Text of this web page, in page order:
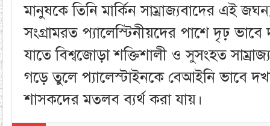
মানুষকে তিনি মার্কিন সাম্রাজ্যবাদের এই
সংগ্রামরত প্যালেস্টিনীয়দের পাশে দৃঢ়
যাতে বিশ্বজোড়া শক্তিশালী ও সুসংহত
গড়ে তুলে প্যালেস্টাইনকে বেআইনি ভাবে
শাসকদের মতলব ব্যর্থ করা যায়।